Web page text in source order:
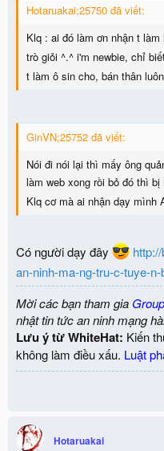
Hotaruakai;25750 đã viết:
Klq : ai đó làm ơn nhận t
trò giỏi ^.^ i'm newbie, chỉ
t làm ô sin cho, bán thân
GinVN;25752 đã viết:
Nói đi nói lại thì mấy ông
làm web xong rồi bỏ đó thì
Klq cơ mà ai nhận dạy mình
Có người dạy đây
an-ninh-ma-ng-tru-c-tuye-
Mời các bạn tham gia
nhật tin tức an ninh mạng
Lưu ý từ WhiteHat: Kiến
không làm điều xấu. Luật
Hotaruakai